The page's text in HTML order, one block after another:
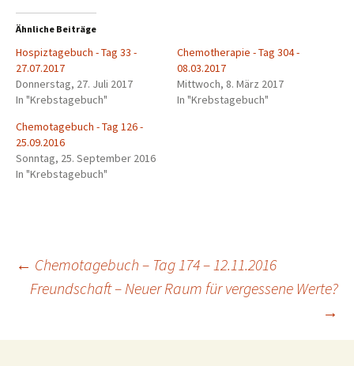
Ähnliche Beiträge
Hospiztagebuch - Tag 33 -
27.07.2017
Donnerstag, 27. Juli 2017
In "Krebstagebuch"
Chemotherapie - Tag 304 -
08.03.2017
Mittwoch, 8. März 2017
In "Krebstagebuch"
Chemotagebuch - Tag 126 -
25.09.2016
Sonntag, 25. September 2016
In "Krebstagebuch"
Beitrags-
Navigation
← Chemotagebuch – Tag 174 – 12.11.2016
Freundschaft – Neuer Raum für vergessene Werte?
→